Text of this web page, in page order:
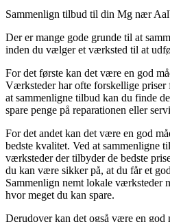
Sammenlign tilbud til din Mg nær
Der er mange gode grunde til at
inden du vælger et værksted til at
For det første kan det være en god
Værksteder har ofte forskellige priser
at sammenligne tilbud kan du finde
spare penge på reparationen eller
For det andet kan det være en god
bedste kvalitet. Ved at sammenligne
værksteder der tilbyder de bedste
du kan være sikker på, at du får et
Sammenlign nemt lokale
hvor meget du kan spare.
Derudover kan det også være en god